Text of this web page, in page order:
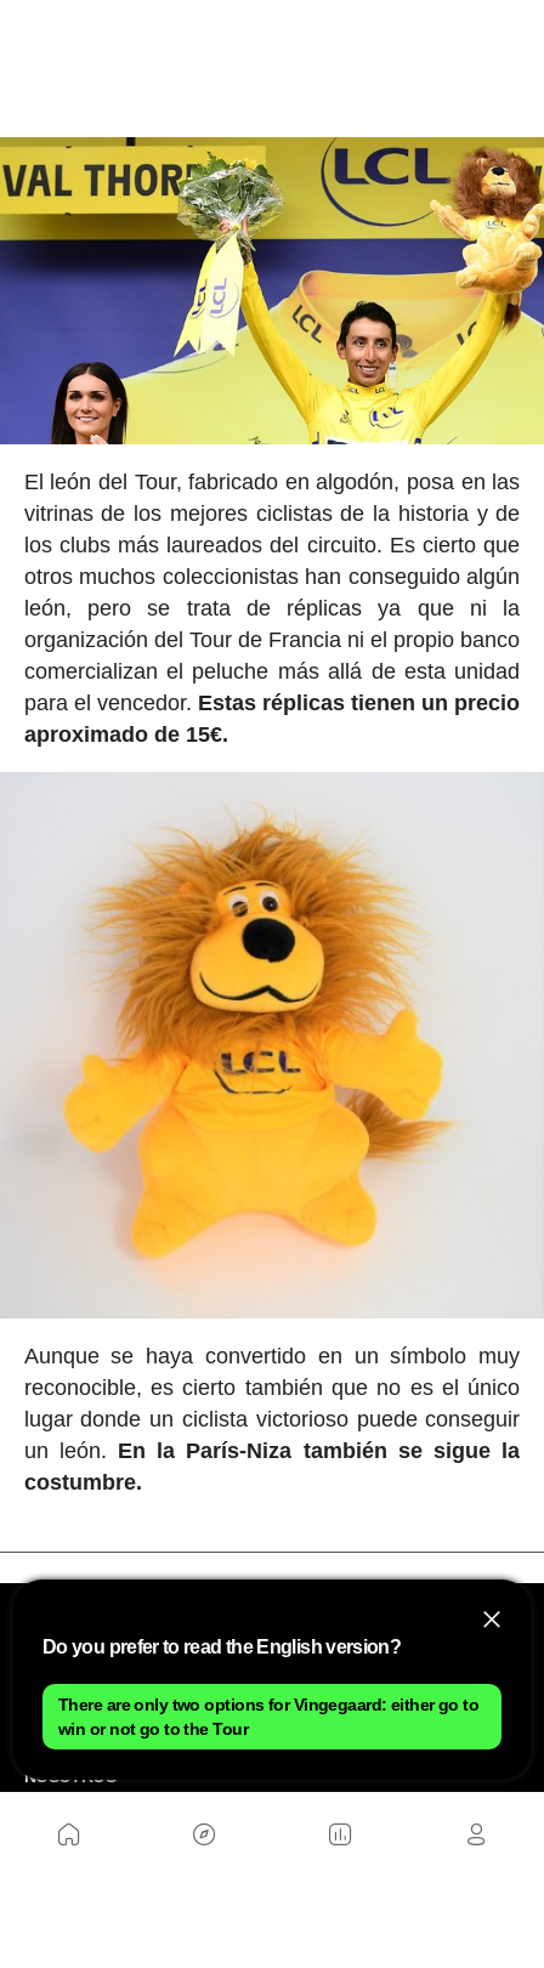
El león del Tour, fabricado en algodón, posa en las
vitrinas de los mejores ciclistas de la historia y de
los clubs más laureados del circuito. Es cierto que
otros muchos coleccionistas han conseguido algún
león, pero se trata de réplicas ya que ni la
organización del Tour de Francia ni el propio banco
comercializan el peluche más allá de esta unidad
para el vencedor. Estas réplicas tienen un precio
aproximado de 15€.
Aunque se haya convertido en un símbolo muy
reconocible, es cierto también que no es el único
lugar donde un ciclista victorioso puede conseguir
un león. En la París-Niza también se sigue la
costumbre.
NOSOTROS
Mapa del sitio
Aviso Legal
Do you prefer to read the English version?
There are only two options for Vingegaard: either go to
win or not go to the Tour